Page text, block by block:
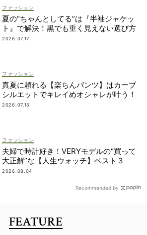
ファッション
夏の“ちゃんとしてる”は『半袖ジャケッ
ト』で解決！黒でも重く見えない選び方
2026.07.17
ファッション
真夏に頼れる【楽ちんパンツ】はカーブ
シルエットでキレイめオシャレが叶う！
2026.07.15
ファッション
夫婦で時計好き！VERYモデルの“買って
大正解”な【人生ウォッチ】ベスト３
2026.08.04
Recommended by
FEATURE